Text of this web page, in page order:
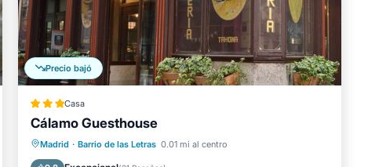
Precio bajó
Casa
Cálamo Guesthouse
Madrid · Barrio de las Letras 0.01 mi al centro
Desayuno
Aire acondicionado
Internet
Apto para niños